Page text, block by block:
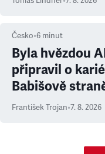
Česko•6 minut
Byla hvězdou
připravil o
Babišově
František Trojan•7. 8. 2026